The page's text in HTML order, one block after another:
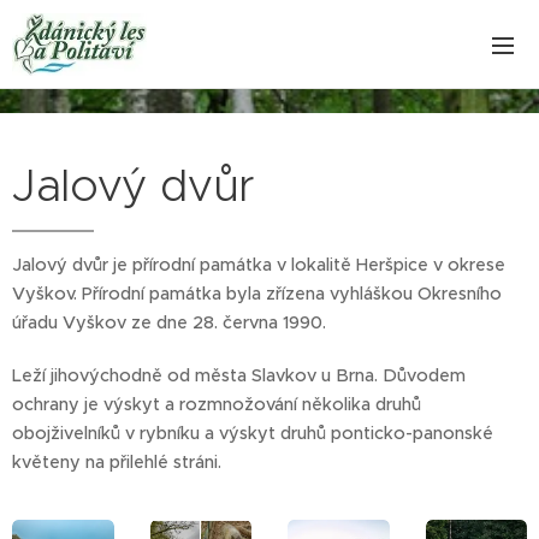
Jalový dvůr
Jalový dvůr je přírodní památka v lokalitě Heršpice v okrese
Vyškov. Přírodní památka byla zřízena vyhláškou Okresního
úřadu Vyškov ze dne 28. června 1990.
Leží jihovýchodně od města Slavkov u Brna. Důvodem
ochrany je výskyt a rozmnožování několika druhů
obojživelníků v rybníku a výskyt druhů ponticko-panonské
květeny na přilehlé stráni.